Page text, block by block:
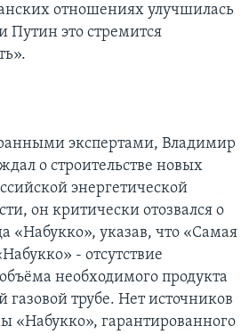
отношениях улучшилась
Путин это стремится
экспертами, Владимир
о строительстве новых
энергетической
он критически отозвался о
«Набукко», указав, что «Самая
- отсутствие
необходимого продукта
газовой трубе. Нет источников
«Набукко», гарантированного